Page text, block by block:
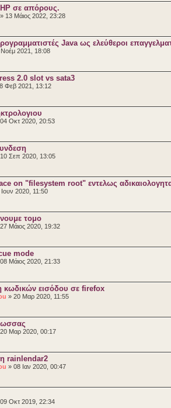
σε απόρους.
» 13 Μάιος 2022, 23:28
Java ως ελεύθεροι
2021, 18:08
2.0 slot vs sata3
Φεβ 2021, 13:12
Οκτ 2020, 20:53
Σεπ 2020, 13:05
on "filesystem root" εντελως
2020, 11:50
τομο
Μάιος 2020, 19:32
mode
Μάιος 2020, 21:33
κωδικών εισόδου σε firefox
» 20 Μαρ 2020, 11:55
Μαρ 2020, 00:17
rainlendar2
» 08 Ιαν 2020, 00:47
Οκτ 2019, 22:34